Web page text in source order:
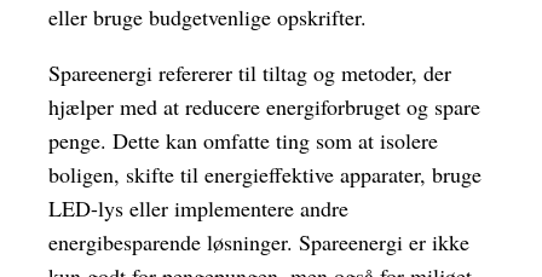
eller bruge budgetvenlige opskrifter.
Spareenergi refererer til tiltag og metoder, der
hjælper med at reducere energiforbruget og spare
penge. Dette kan omfatte ting som at isolere
boligen, skifte til energieffektive apparater, bruge
LED-lys eller implementere andre
energibesparende løsninger. Spareenergi er ikke